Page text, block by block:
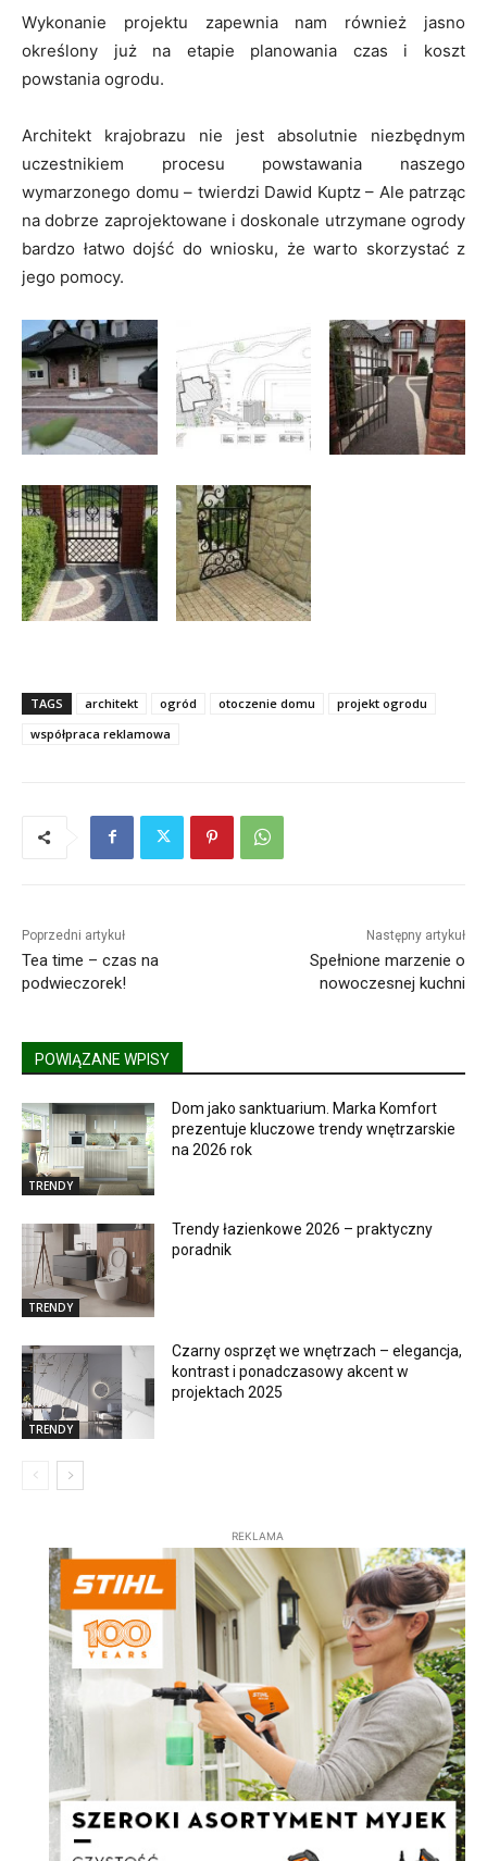
Wykonanie projektu zapewnia nam również jasno
określony już na etapie planowania czas i koszt
powstania ogrodu.
Architekt krajobrazu nie jest absolutnie niezbędnym
uczestnikiem procesu powstawania naszego
wymarzonego domu – twierdzi Dawid Kuptz – Ale patrząc
na dobrze zaprojektowane i doskonale utrzymane ogrody
bardzo łatwo dojść do wniosku, że warto skorzystać z
jego pomocy.
TAGS architekt ogród otoczenie domu
projekt ogrodu
współpraca reklamowa
Poprzedni artykuł
Tea time – czas na
podwieczorek!
Następny artykuł
Spełnione marzenie o
nowoczesnej kuchni
POWIĄZANE WPISY
TRENDY
Dom jako sanktuarium. Marka Komfort
prezentuje kluczowe trendy wnętrzarskie
na 2026 rok
TRENDY
Trendy łazienkowe 2026 – praktyczny
poradnik
TRENDY
Czarny osprzęt we wnętrzach – elegancja,
kontrast i ponadczasowy akcent w
projektach 2025
REKLAMA